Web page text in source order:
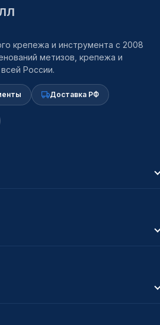
крепежа и инструмента с 2008
метизов, крепежа и
России.
Доставка РФ